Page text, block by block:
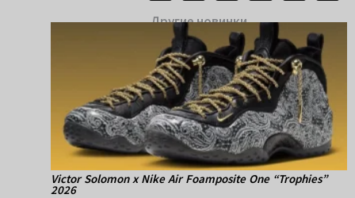
Другие новинки
Victor Solomon x Nike Air Foamposite One “Trophies”
2026